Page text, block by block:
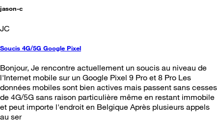
jason-c
JC
Soucis 4G/5G Google Pixel
Bonjour, Je rencontre actuellement un soucis au niveau de
l'Internet mobile sur un Google Pixel 9 Pro et 8 Pro Les
données mobiles sont bien actives mais passent sans cesses
de 4G/5G sans raison particulière même en restant immobile
et peut importe l'endroit en Belgique Après plusieurs appels
au ser